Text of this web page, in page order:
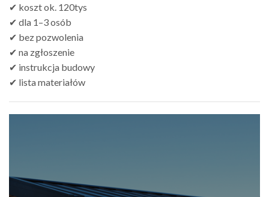
✔ koszt ok. 120tys
✔ dla 1–3 osób
✔ bez pozwolenia
✔ na zgłoszenie
✔ instrukcja budowy
✔ lista materiałów